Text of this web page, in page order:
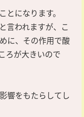
になります。
言われますが、こ
に、その作用で酸
ろが大きいので
響をもたらしてし